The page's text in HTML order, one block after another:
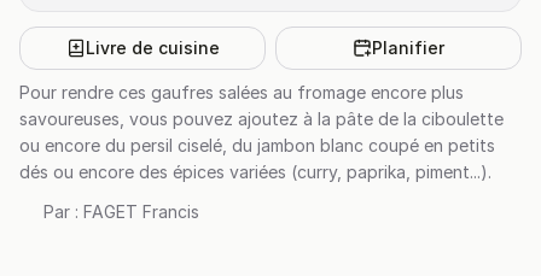
Livre de cuisine Planifier
Pour rendre ces gaufres salées au fromage encore plus
savoureuses, vous pouvez ajoutez à la pâte de la ciboulette
ou encore du persil ciselé, du jambon blanc coupé en petits
dés ou encore des épices variées (curry, paprika, piment...).
Par : FAGET Francis